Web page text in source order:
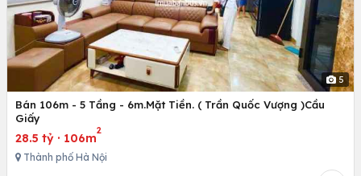
5
Bán 106m - 5 Tầng - 6m.Mặt Tiền. ( Trần Quốc Vượng )Cầu
Giấy
28.5 tỷ · 106m
2
Thành phố Hà Nội